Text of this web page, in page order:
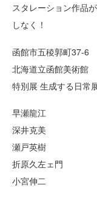
スタレーション作品
しなく！
函館市五稜郭町37-6
北海道立函館美術館
特別展 生成する日常
早瀬龍江
深井克美
瀬戸英樹
折原久左ェ門
小宮伸二